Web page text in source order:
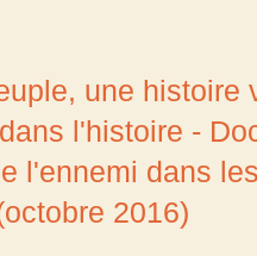
une
l'histoire -
l'ennemi dans
2016)